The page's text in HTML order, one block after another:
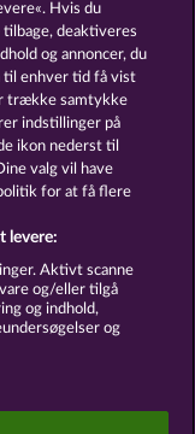
FRUITS
et
Hvis du
deaktiveres
og annoncer, du
til enhver tid få vist
trække samtykke
indstillinger på
ikon nederst til
valg vil have
for at få flere
levere:
Aktivt scanne
og/eller tilgå
og indhold,
og